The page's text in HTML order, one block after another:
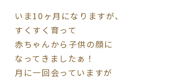
いま10ヶ月になりますが、
すくすく育って
赤ちゃんから子供の顔に
なってきましたぁ！
月に一回会っていますが